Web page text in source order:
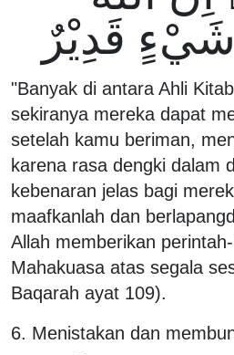
قَدِيْرٌ
"Banyak di antara Ahli
sekiranya mereka dapat
setelah kamu beriman,
karena rasa dengki dalam
kebenaran jelas bagi
maafkanlah dan
Allah memberikan
Mahakuasa atas segala
Baqarah ayat 109).
6. Menistakan dan